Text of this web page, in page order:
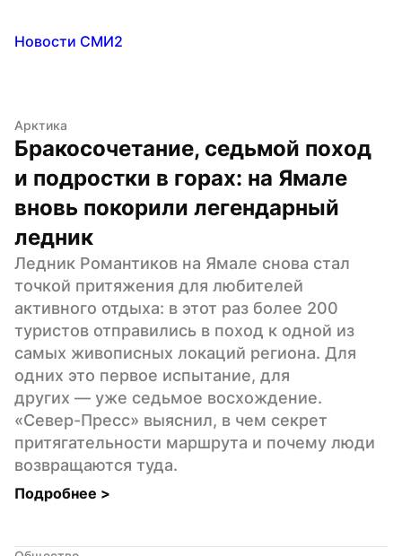
Новости СМИ2
Арктика
Бракосочетание, седьмой поход
и подростки в горах: на Ямале
вновь покорили легендарный
ледник
Ледник Романтиков на Ямале снова стал
точкой притяжения для любителей
активного отдыха: в этот раз более 200
туристов отправились в поход к одной из
самых живописных локаций региона. Для
одних это первое испытание, для
других — уже седьмое восхождение.
«Север-Пресс» выяснил, в чем секрет
притягательности маршрута и почему люди
возвращаются туда.
Подробнее >